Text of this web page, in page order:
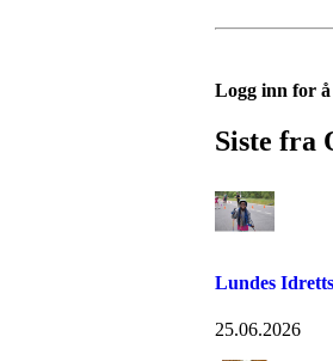
Logg inn for
Siste fra
Lundes
25.06.2026